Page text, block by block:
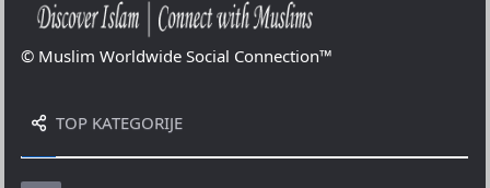
© Muslim Worldwide Social Connection™
TOP KATEGORIJE